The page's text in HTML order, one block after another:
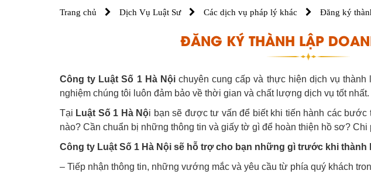
Trang chủ Dịch Vụ Luật Sư Các dịch vụ pháp lý khác Đăng ký
ĐĂNG KÝ THÀNH LẬP
Công ty Luật Số 1 Hà Nộichuyên cung cấp và thực hiện dịch vụ
nghiệm chúng tôi luôn đảm bảo về thời gian và chất lượng dịch vụ tốt nhất.
Tại Luật Số 1 Hà Nội bạn sẽ được tư vấn để biết khi tiến hành các
nào? Cần chuẩn bị những thông tin và giấy tờ gì để hoàn thiện hồ sơ?
Công ty Luật Số 1 Hà Nội sẽ hỗ trợ cho bạn những gì trước khi thành
– Tiếp nhận thông tin, những vướng mắc và yêu cầu từ phía quý khách